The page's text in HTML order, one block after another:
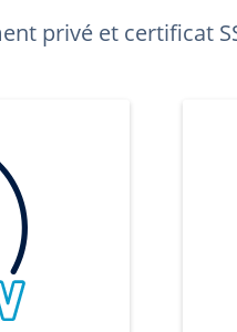
privé et certificat